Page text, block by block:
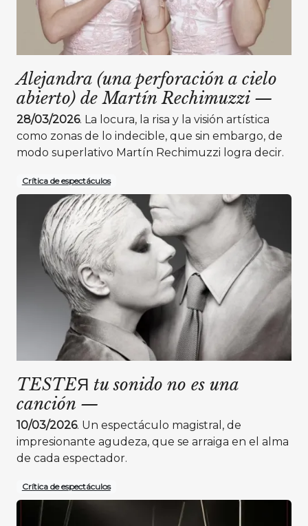
Alejandra (una perforación a cielo
abierto) de Martín Rechimuzzi—
28/03/2026. La locura, la risa y la visión artística
como zonas de lo indecible, que sin embargo, de
modo superlativo Martín Rechimuzzi logra decir.
Crítica de espectáculos
TESTEЯ tu sonido no es una
canción —
10/03/2026. Un espectáculo magistral, de
impresionante agudeza, que se arraiga en el alma
de cada espectador.
Crítica de espectáculos